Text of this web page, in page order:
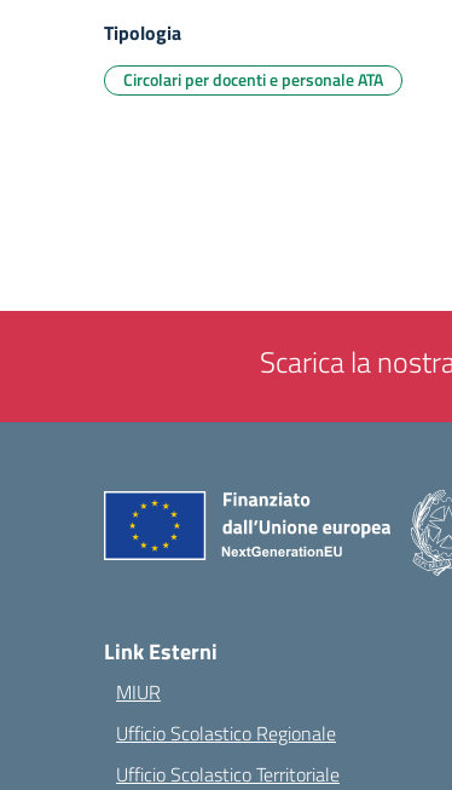
Tipologia
Circolari per docenti e personale ATA
Scarica la
Link Esterni
MIUR
Ufficio Scolastico Regionale
Ufficio Scolastico Territoriale